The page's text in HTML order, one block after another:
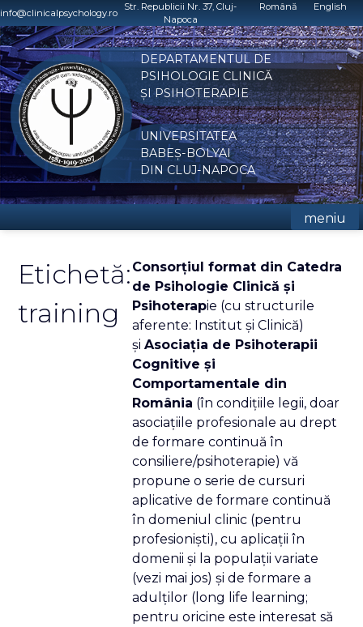
Skip
to
content
info@clinicalpsychology.ro
Str. Republicii Nr. 37, Cluj-
Napoca
Română English
DEPARTAMENTUL DE
PSIHOLOGIE CLINICĂ
ȘI PSIHOTERAPIE
UNIVERSITATEA
BABEȘ-BOLYAI
DIN CLUJ-NAPOCA
meniu
Etichetă:
training
Consorţiul format din Catedra
de Psihologie Clinică şi
Psihoterapie (cu structurile
aferente: Institut şi Clinică)
şi Asociaţia de Psihoterapii
Cognitive şi
Comportamentale din
România (în condiţiile legii, doar
asociaţiile profesionale au drept
de formare continuă în
consiliere/psihoterapie) vă
propune o serie de cursuri
aplicative de formare continuă
în domeniul clinic (pentru
profesionişti), cu aplicaţii în
domenii şi la populaţii variate
(vezi mai jos) şi de formare a
adulţilor (long life learning;
pentru oricine este interesat să